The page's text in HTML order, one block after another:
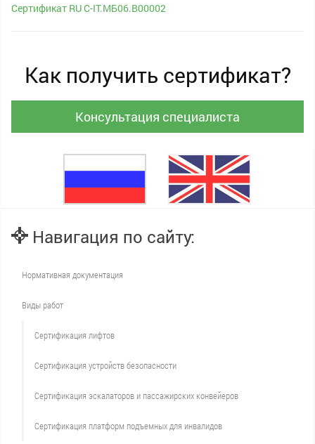
Сертификат RU C-IT.МБ06.В00002
Как получить сертификат?
Консультация специалиста
Навигация по сайту:
Нормативная документация
Виды работ
Сертификация лифтов
Сертификация устройств безопасности
Сертификация эскалаторов и пассажирских конвейеров
Сертификация платформ подъемных для инвалидов